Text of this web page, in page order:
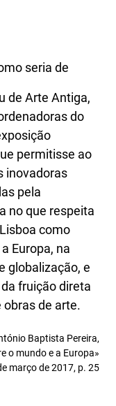
seria de
de Arte Antiga,
do
permitisse ao
inovadoras
pela
no que respeita
como
Europa, na
globalização, e
fruição direta
de arte.
Baptista Pereira,
o mundo e a Europa»
março de 2017, p. 25